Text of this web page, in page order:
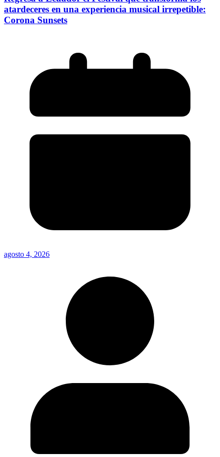
atardeceres en una experiencia musical irrepetible:
Corona Sunsets
agosto 4, 2026